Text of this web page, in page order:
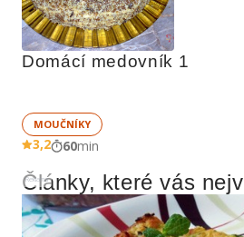
Domácí medovník 1
MOUČNÍKY
3,2 60min
Reklama
Články, které vás